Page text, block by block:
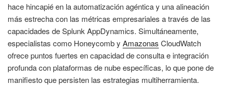
hace hincapié en la automatización agéntica y una alineación
más estrecha con las métricas empresariales a través de las
capacidades de Splunk AppDynamics. Simultáneamente,
especialistas como Honeycomb y Amazonas CloudWatch
ofrece puntos fuertes en capacidad de consulta e integración
profunda con plataformas de nube específicas, lo que pone de
manifiesto que persisten las estrategias multiherramienta.